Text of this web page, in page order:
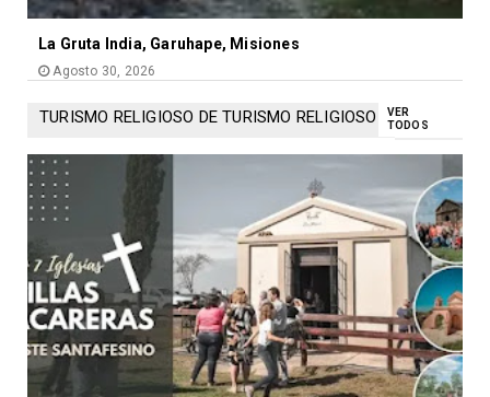
La Gruta India, Garuhape, Misiones
Agosto 30, 2026
TURISMO RELIGIOSO DE TURISMO RELIGIOSO
VER
TODOS